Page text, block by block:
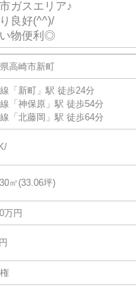
ガスエリア♪
良好(^^)/
物便利◎
高崎市新町
「 新町 」駅 徒歩24分
「 神保原 」駅 徒歩54分
「 北藤岡 」駅 徒歩64分
㎡(33.06坪)
万円